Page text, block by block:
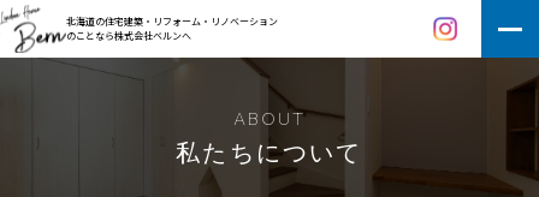
北海道の住宅建築・リフォーム・リノベーション
のことなら株式会社ベルンへ
ABOUT
私たちについて